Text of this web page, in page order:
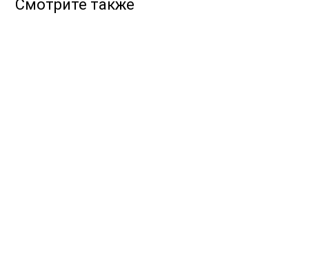
Смотрите также